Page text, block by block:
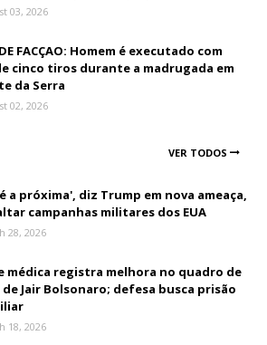
03, 2026
DE FACÇAO: Homem é executado com
cinco tiros durante a madrugada em
da Serra
02, 2026
VER TODOS
a próxima', diz Trump em nova ameaça,
campanhas militares dos EUA
28, 2026
médica registra melhora no quadro de
de Jair Bolsonaro; defesa busca prisão
18, 2026